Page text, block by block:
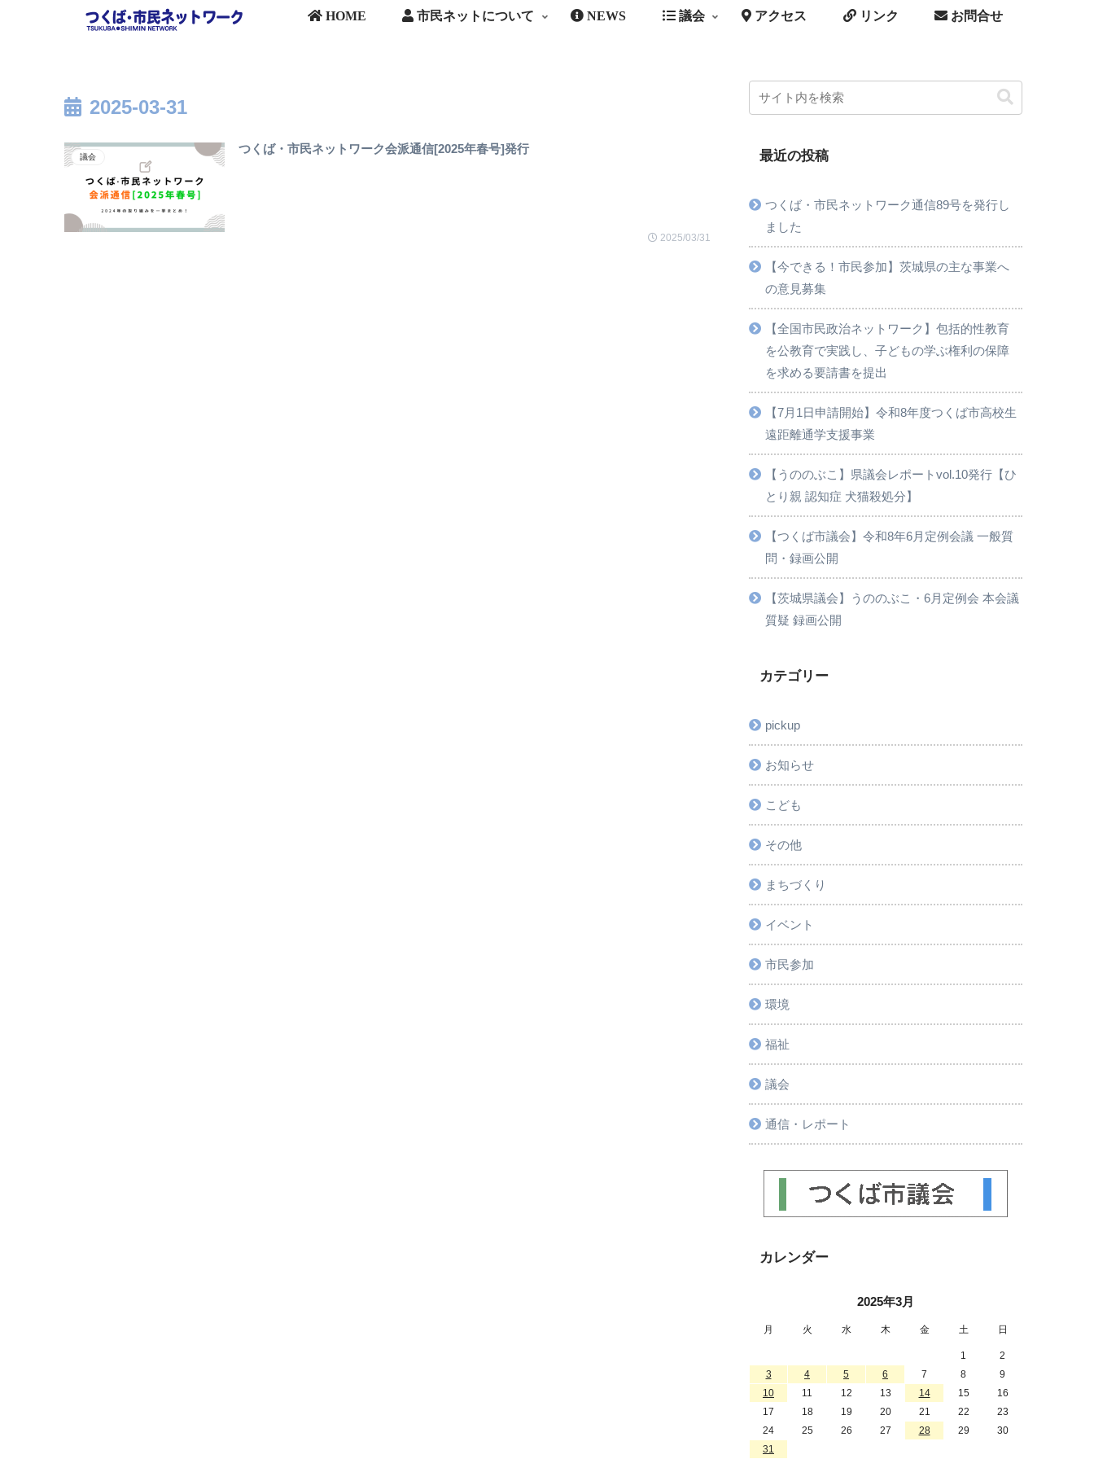
HOME 市民ネットについて NEWS 議会 アクセス リンク お問合せ
2025-03-31
議会
つくば・市民ネットワーク会派通信[2025年春号]発行
2025/03/31
最近の投稿
つくば・市民ネットワーク通信89号を発行し
ました
【今できる！市民参加】茨城県の主な事業へ
の意見募集
【全国市民政治ネットワーク】包括的性教育
を公教育で実践し、子どもの学ぶ権利の保障
を求める要請書を提出
【7月1日申請開始】令和8年度つくば市高校生
遠距離通学支援事業
【うののぶこ】県議会レポートvol.10発行【ひ
とり親 認知症 犬猫殺処分】
【つくば市議会】令和8年6月定例会議 一般質
問・録画公開
【茨城県議会】うののぶこ・6月定例会 本会議
質疑 録画公開
カテゴリー
pickup
お知らせ
こども
その他
まちづくり
イベント
市民参加
環境
福祉
議会
通信・レポート
カレンダー
2025年3月
月 火 水 木 金 土 日
1
2
3
4 5 6 7 8
9
10
11 12 13 14 15
16
17
18 19 20 21 22
23
24
25 26 27 28 29
30
31